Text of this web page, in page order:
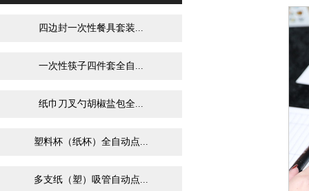
四边封一次性餐具套装...
一次性筷子四件套全自...
纸巾刀叉勺胡椒盐包全...
塑料杯（纸杯）全自动点...
多支纸（塑）吸管自动点...